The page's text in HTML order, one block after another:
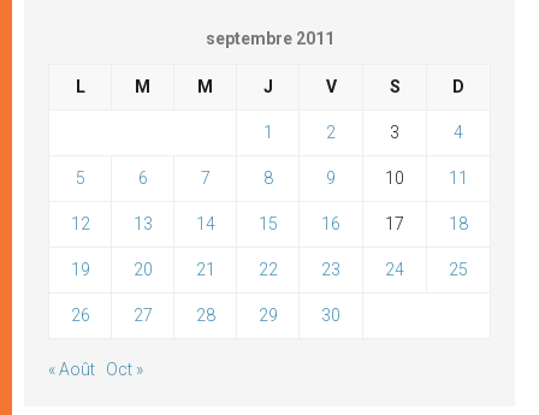
septembre 2011
L M M J V S D
1 2 3 4
5 6 7 8 9 10 11
12 13 14 15 16 17 18
19 20 21 22 23 24 25
26 27 28 29 30
« Août Oct »